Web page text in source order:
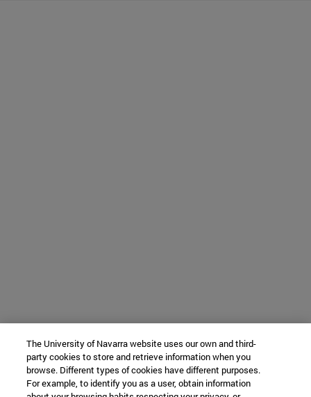
The University of Navarra website uses our own and third-
party cookies to store and retrieve information when you
browse. Different types of cookies have different purposes.
For example, to identify you as a user, obtain information